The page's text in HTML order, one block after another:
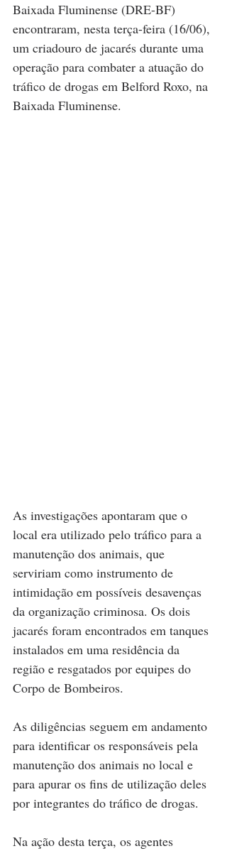
Baixada Fluminense (DRE-BF)
encontraram, nesta terça-feira (16/06),
um criadouro de jacarés durante uma
operação para combater a atuação do
tráfico de drogas em Belford Roxo, na
Baixada Fluminense.
As investigações apontaram que o
local era utilizado pelo tráfico para a
manutenção dos animais, que
serviriam como instrumento de
intimidação em possíveis desavenças
da organização criminosa. Os dois
jacarés foram encontrados em tanques
instalados em uma residência da
região e resgatados por equipes do
Corpo de Bombeiros.
As diligências seguem em andamento
para identificar os responsáveis pela
manutenção dos animais no local e
para apurar os fins de utilização deles
por integrantes do tráfico de drogas.
Na ação desta terça, os agentes